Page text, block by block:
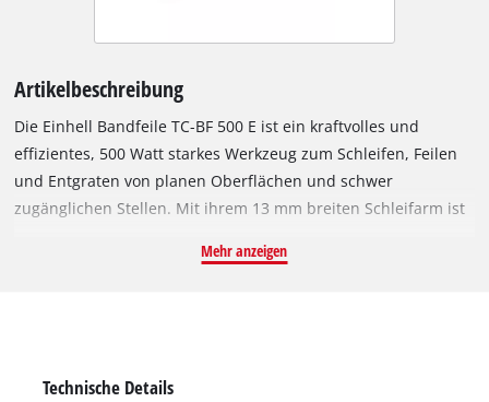
Artikelbeschreibung
Die Einhell Bandfeile TC-BF 500 E ist ein kraftvolles und
effizientes, 500 Watt starkes Werkzeug zum Schleifen, Feilen
und Entgraten von planen Oberflächen und schwer
zugänglichen Stellen. Mit ihrem 13 mm breiten Schleifarm ist
robuste Schleifarmgehäuse aus massivem Metall sorgt für
Mehr anzeigen
Technische Details